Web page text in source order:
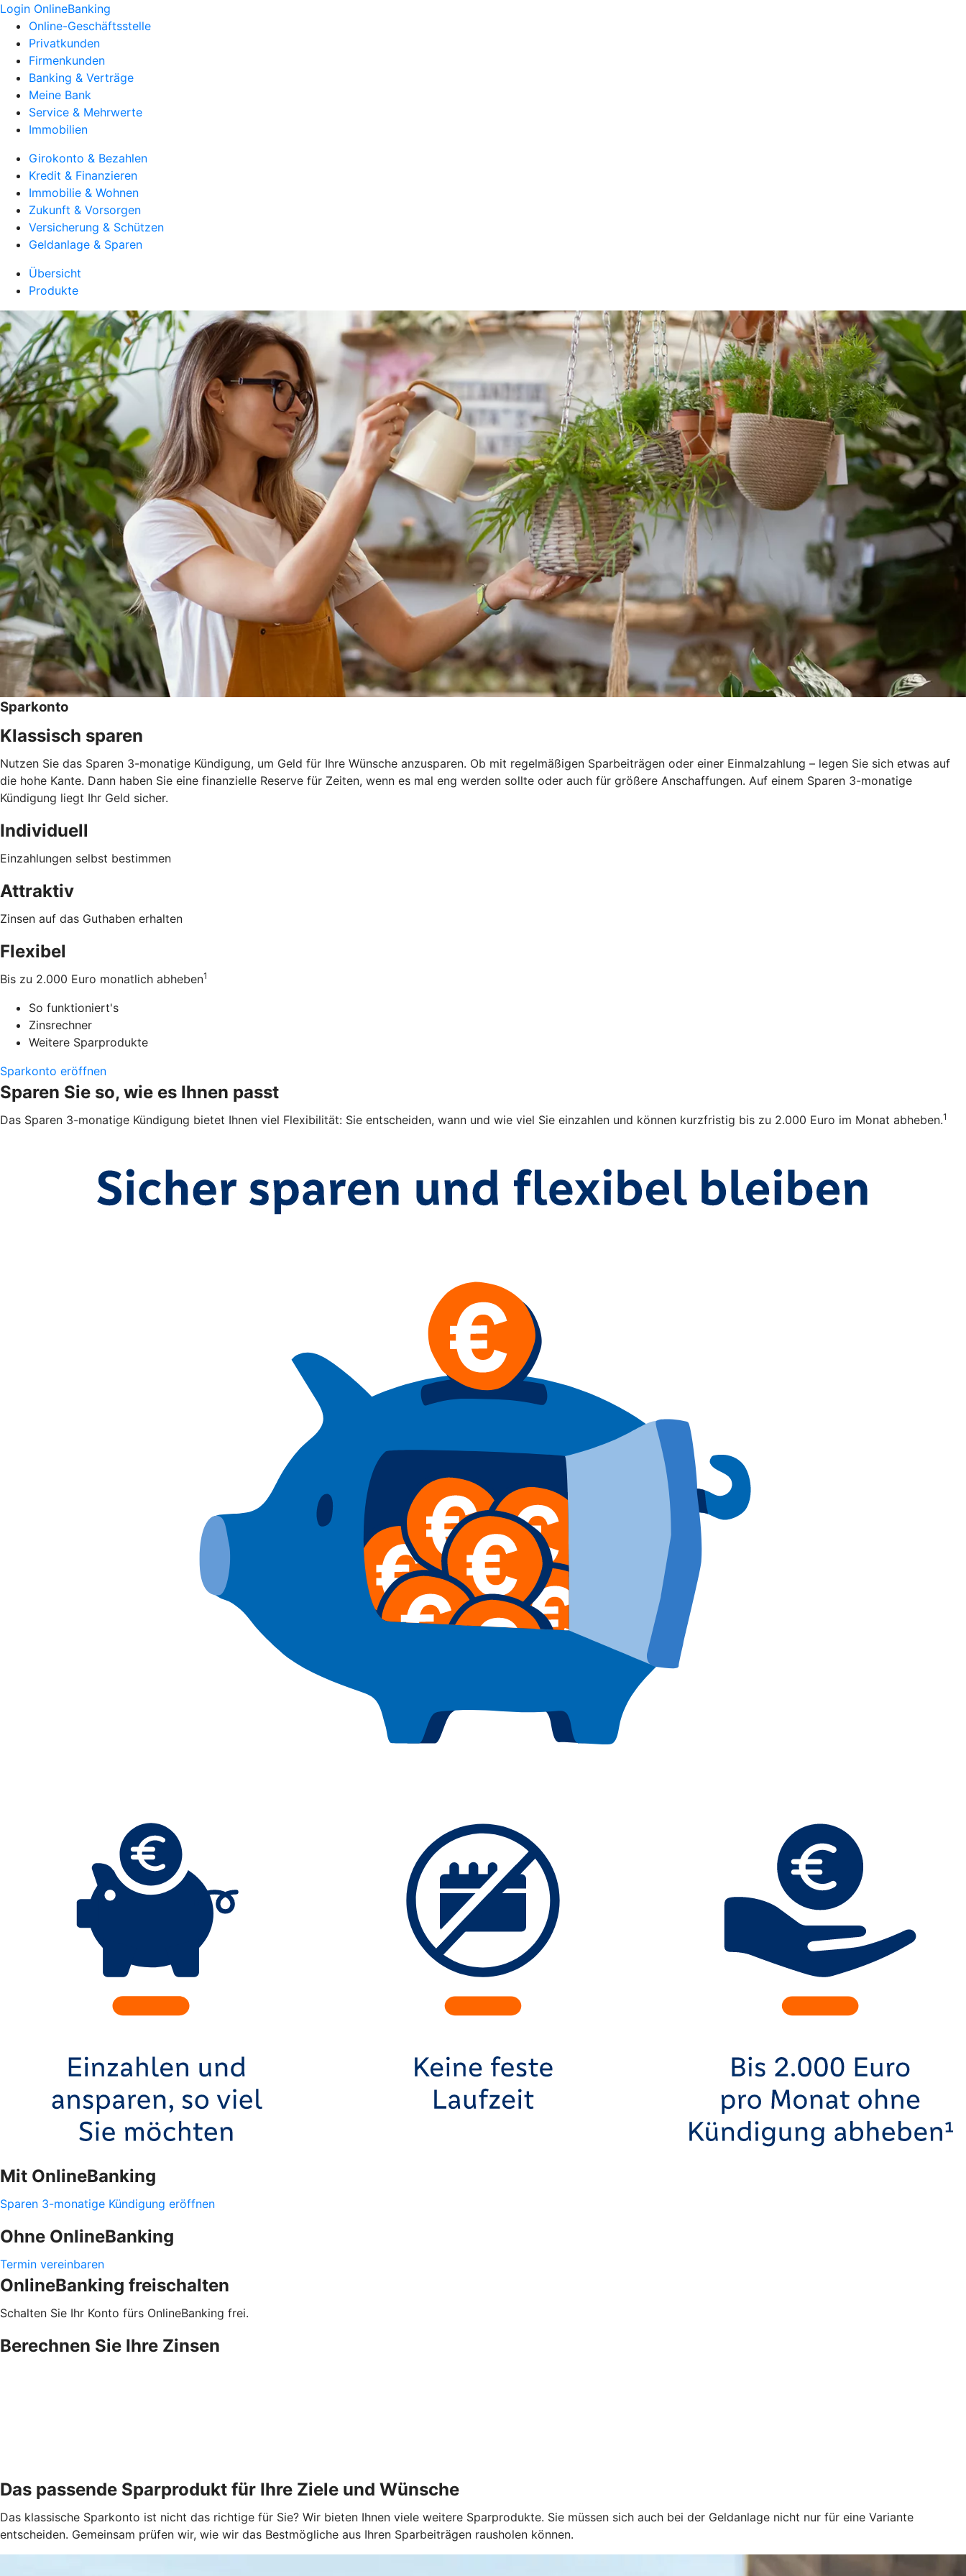
Login OnlineBanking
Online-Geschäftsstelle
Privatkunden
Firmenkunden
Banking & Verträge
Meine Bank
Service & Mehrwerte
Immobilien
Girokonto & Bezahlen
Kredit & Finanzieren
Immobilie & Wohnen
Zukunft & Vorsorgen
Versicherung & Schützen
Geldanlage & Sparen
Übersicht
Produkte
Sparkonto
Klassisch sparen
Nutzen Sie das Sparen 3-monatige Kündigung, um Geld für Ihre Wünsche anzusparen. Ob mit regelmäßigen Sparbeiträgen oder einer Einmalzahlung – legen Sie sich etwas auf
die hohe Kante. Dann haben Sie eine finanzielle Reserve für Zeiten, wenn es mal eng werden sollte oder auch für größere Anschaffungen. Auf einem Sparen 3-monatige
Kündigung liegt Ihr Geld sicher.
Individuell
Einzahlungen selbst bestimmen
Attraktiv
Zinsen auf das Guthaben erhalten
Flexibel
Bis zu 2.000 Euro monatlich abheben1
So funktioniert's
Zinsrechner
Weitere Sparprodukte
Sparkonto eröffnen
Sparen Sie so, wie es Ihnen passt
Das Sparen 3-monatige Kündigung bietet Ihnen viel Flexibilität: Sie entscheiden, wann und wie viel Sie einzahlen und können kurzfristig bis zu 2.000 Euro im Monat abheben.1
Mit OnlineBanking
Sparen 3-monatige Kündigung eröffnen
Ohne OnlineBanking
Termin vereinbaren
OnlineBanking freischalten
Schalten Sie Ihr Konto fürs OnlineBanking frei.
Berechnen Sie Ihre Zinsen
Das passende Sparprodukt für Ihre Ziele und Wünsche
Das klassische Sparkonto ist nicht das richtige für Sie? Wir bieten Ihnen viele weitere Sparprodukte. Sie müssen sich auch bei der Geldanlage nicht nur für eine Variante
entscheiden. Gemeinsam prüfen wir, wie wir das Bestmögliche aus Ihren Sparbeiträgen rausholen können.